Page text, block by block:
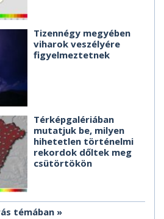
Tizennégy megyében
viharok veszélyére
figyelmeztetnek
Térképgalériában
mutatjuk be, milyen
hihetetlen történelmi
rekordok dőltek meg
csütörtökön
témában